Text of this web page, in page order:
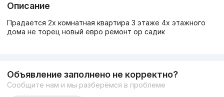
Описание
Прадается 2х комнатная квартира 3 этаже 4х этажного
дома не торец новый евро ремонт ор садик
Объявление заполнено не корректно?
Сообщите нам и мы разберёмся в проблеме